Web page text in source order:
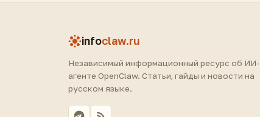
infoclaw.ru
Независимый информационный ресурс об ИИ-
агенте OpenClaw. Статьи, гайды и новости на
русском языке.